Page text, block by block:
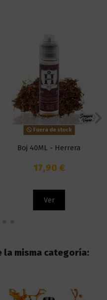
Fuera de stock
Boj 40ML - Herrera
17,90 €
Ver
misma categoría: